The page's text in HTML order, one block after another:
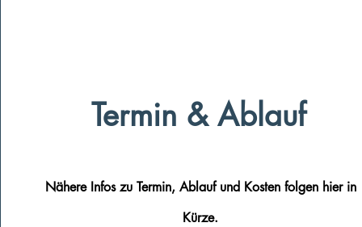
Termin & Ablauf
Nähere Infoszu Termin, Ablauf und Kosten folgen hier in
Kürze.